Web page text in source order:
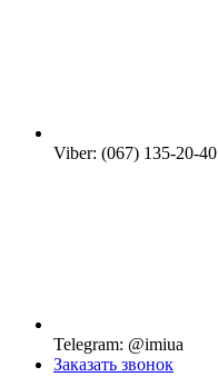
Viber: (067) 135-20-40
Telegram: @imiua
Заказать звонок